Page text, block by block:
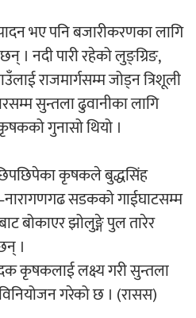
भए पनि बजारीकरणका लागि
नदी पारी रहेको लुङ्ग्रिङ,
राजमार्गसम्म जोड्न त्रिशूली
सुन्तला ढुवानीका लागि
गुनासो थियो ।
कृषकले बुद्धसिंह
सडकको गाईघाटसम्म
बोकाएर झोलुङ्गे पुल तारेर
।
कृषकलाई लक्ष्य गरी सुन्तला
गरेको छ । (रासस)